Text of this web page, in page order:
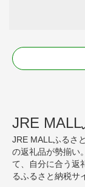
JRE
JRE MALLふるさ
の返礼品が勢揃い
て、自分に合う返
るふるさと納税サ